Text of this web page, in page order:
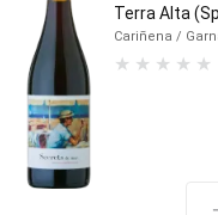
Terra Alta
Cariñena /
-